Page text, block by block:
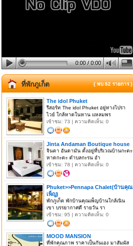
ที่พักภูเก็ต { พบ 82 รายการ }
The idol Phuket
รีสอร์ท The idol Phuket อยู่ทางไปรา
ไวย์ ใกล้หาดในหาน แหลมพร
เข้าชม: 73 | ความคิดเห็น: 0
Jinta Andaman Boutique house
จินตา อันดามัน ตั้งอยู่ที่บริเวณบ้านกะตะ
หาดกะตะ ตำบลกะรน อำ
เข้าชม: 78 | ความคิดเห็น: 0
Phuket>>Pennapa Chalet(บ้านคุณ
เพ็ญ)
พักภูเก็ต พักบ้านคุณเพ็ญบ้านใกล้เนิน
เขา บรรยากาศดี รายวัน รา
เข้าชม: 95 | ความคิดเห็น: 0
MOOD MANSION
ที่พักคุณภาพ ราคาเป็นกันเอง มาสัมผัส